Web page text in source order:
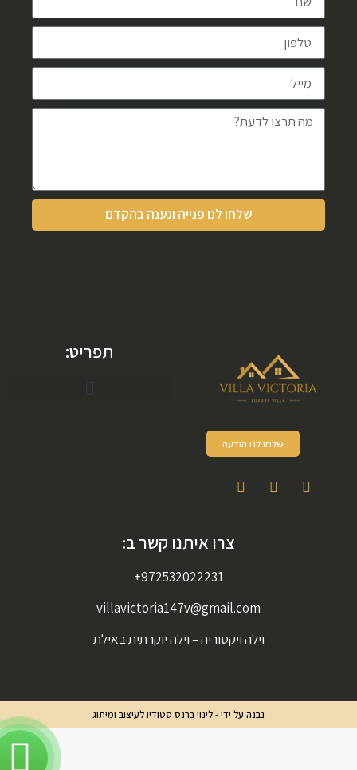
שלחו לנו פנייה ונענה בהקדם
שלחו לנו הודעה
תפריט:
צרו איתנו קשר ב:
972532022231+
villavictoria147v@gmail.com
וילה ויקטוריה – וילה יוקרתית באילת
נבנה על ידי - לינוי ברנס סטודיו לעיצוב ומיתוג